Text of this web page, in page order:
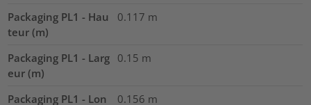
Packaging PL1 - Hau
teur (m)
0.117 m
Packaging PL1 - Larg
eur (m)
0.15 m
Packaging PL1 - Lon
0.156 m